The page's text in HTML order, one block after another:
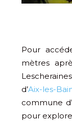
Pour
mètres
d’Aix-les-
commune
pour